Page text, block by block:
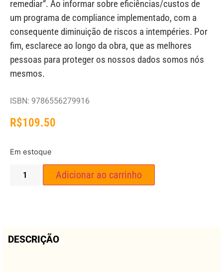
remediar”. Ao informar sobre eficiências/custos de
um programa de compliance implementado, com a
consequente diminuição de riscos a intempéries. Por
fim, esclarece ao longo da obra, que as melhores
pessoas para proteger os nossos dados somos nós
mesmos.
ISBN: 9786556279916
R$109.50
Em estoque
Adicionar ao carrinho
DESCRIÇÃO